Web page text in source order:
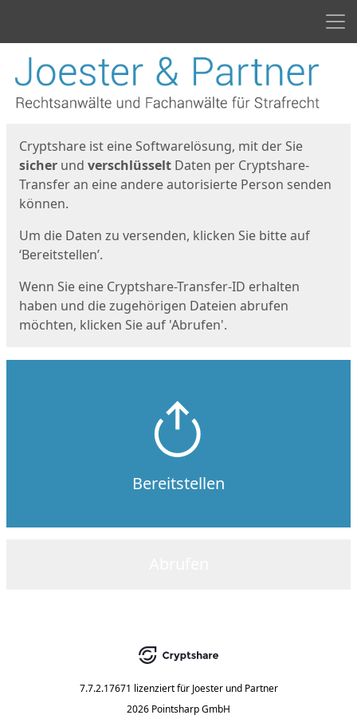
Start
Cryptshare ist eine Softwarelösung, mit der Sie
sicher und verschlüsselt Daten per Cryptshare-
Transfer an eine andere autorisierte Person senden
können.
Um die Daten zu versenden, klicken Sie bitte auf
‘Bereitstellen’.
Wenn Sie eine Cryptshare-Transfer-ID erhalten
haben und die zugehörigen Dateien abrufen
möchten, klicken Sie auf 'Abrufen'.
Bereitstellen
7.7.2.17671 lizenziert für Joester und Partner
2026 Pointsharp GmbH